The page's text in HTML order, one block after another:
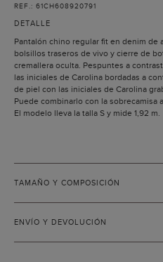
REF.: 61CH608920791
DETALLE
Pantalón chino regular fit en denim de
bolsillos traseros de vivo y cierre de
cremallera oculta. Pespuntes a
las iniciales de Carolina bordadas a
de piel con las iniciales de Carolina
Puede combinarlo con la sobrecamisa
El modelo lleva la talla S y mide 1,92 m.
TAMAÑO Y COMPOSICIÓN
ENVÍO Y DEVOLUCIÓN